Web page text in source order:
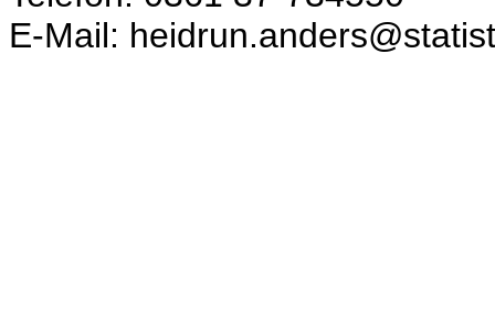
E-Mail: